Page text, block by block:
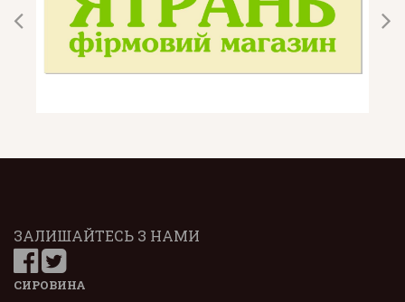
ЗАЛИШАЙТЕСЬ З НАМИ
СИРОВИНА